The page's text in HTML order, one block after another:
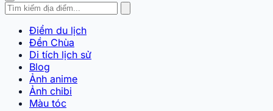
Điểm du lịch
Đền Chùa
Di tích lịch sử
Blog
Ảnh anime
Ảnh chibi
Màu tóc